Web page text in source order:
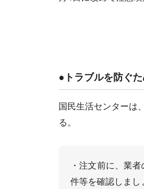
●トラブルを防ぐ
国民生活センターは
る。
・注文前に、業
件等を確認しまし